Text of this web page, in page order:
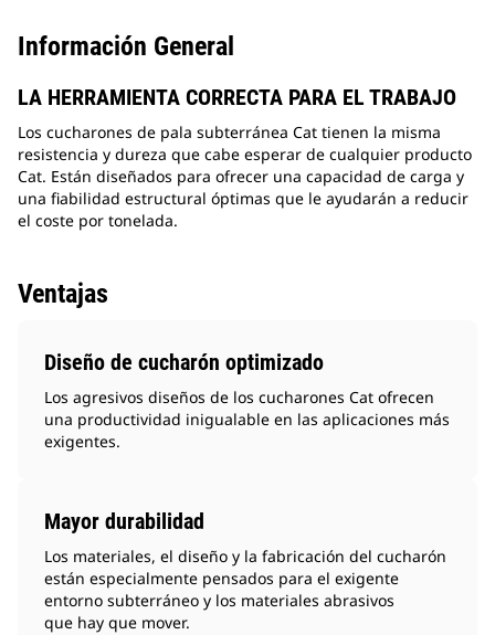
Información General
LA HERRAMIENTA CORRECTA PARA EL TRABAJO
Los cucharones de pala subterránea Cat tienen la misma
resistencia y dureza que cabe esperar de cualquier producto
Cat. Están diseñados para ofrecer una capacidad de carga y
una fiabilidad estructural óptimas que le ayudarán a reducir
el coste por tonelada.
Ventajas
Diseño de cucharón optimizado
Los agresivos diseños de los cucharones Cat ofrecen
una productividad inigualable en las aplicaciones más
exigentes.
Mayor durabilidad
Los materiales, el diseño y la fabricación del cucharón
están especialmente pensados para el exigente
entorno subterráneo y los materiales abrasivos
que hay que mover.